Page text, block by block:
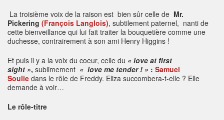
La troisième voix de la raison est bien sûr celle de Mr.
Pickering (François Langlois), subtilement paternel, nanti de
cette bienveillance qui lui fait traiter la bouquetière comme une
duchesse, contrairement à son ami Henry Higgins !
Et puis il y a la voix du coeur, celle du « love at first
sight », sublimement « love me tender ! » : Samuel
Soulie dans le rôle de Freddy. Eliza succombera-t-elle ? Elle
demande à voir…
Le rôle-titre